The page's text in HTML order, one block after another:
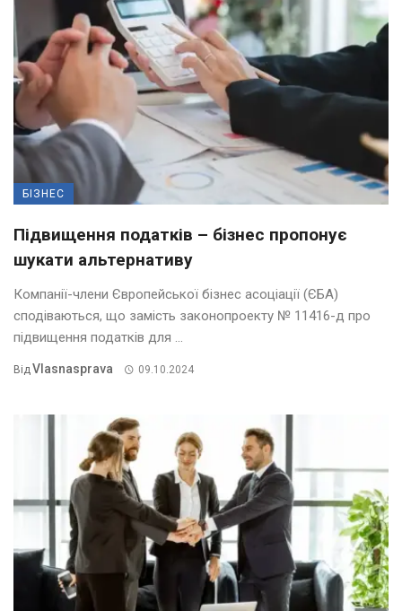
БІЗНЕС
Підвищення податків – бізнес пропонує
шукати альтернативу
Компанії-члени Європейської бізнес асоціації (ЄБА)
сподіваються, що замість законопроекту № 11416-д про
підвищення податків для ...
ВідVlasnasprava 09.10.2024